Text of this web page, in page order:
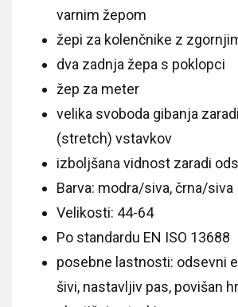
varnim žepom
žepi za kolenčnike z
dva zadnja žepa s poklopci
žep za meter
velika svoboda gibanja
(stretch) vstavkov
izboljšana vidnost zaradi
Barva: modra/siva, črna/siva
Velikosti: 44-64
Po standardu EN ISO 13688
posebne lastnosti: odsevni
šivi, nastavljiv pas, povišan